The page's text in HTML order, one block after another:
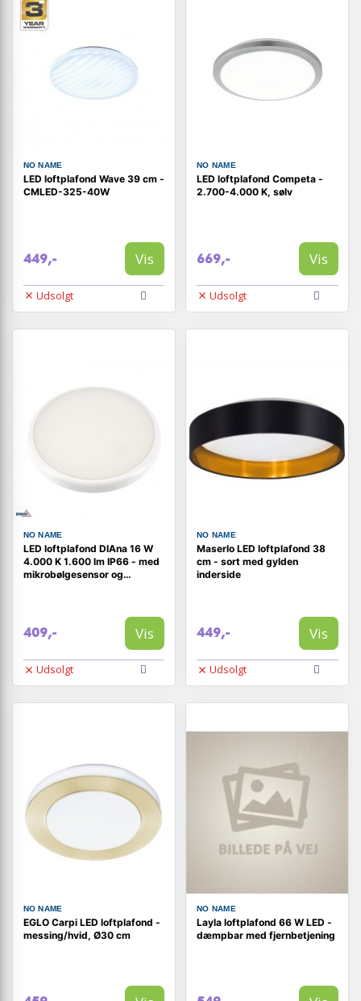
NO NAME
LED loftplafond Wave 39 cm -
CMLED-325-40W
449,- Vis
Udsolgt
NO NAME
LED loftplafond Competa -
2.700-4.000 K, sølv
669,- Vis
Udsolgt
NO NAME
LED loftplafond DIAna 16 W
4.000 K 1.600 lm IP66 - med
mikrobølgesensor og
409,- Vis
Udsolgt
NO NAME
Maserlo LED loftplafond 38
cm - sort med gylden
inderside
449,- Vis
Udsolgt
NO NAME
EGLO Carpi LED loftplafond -
messing/hvid, Ø30 cm
NO NAME
Layla loftplafond 66 W LED -
dæmpbar med fjernbetjening